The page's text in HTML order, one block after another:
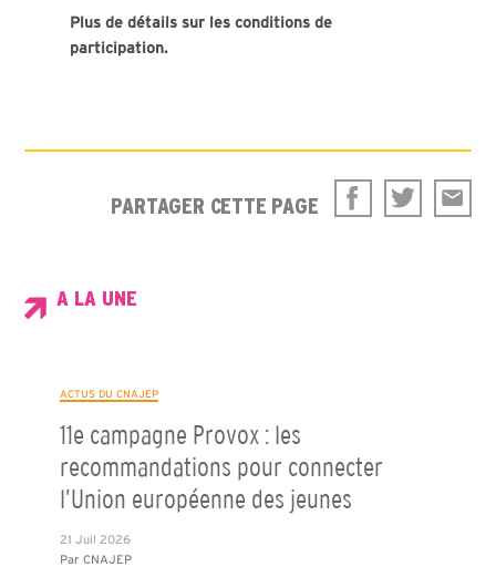
Plus de détails sur les conditions de
participation.
PARTAGER CETTE PAGE
A LA UNE
ACTUS DU CNAJEP
11e campagne Provox : les
recommandations pour connecter
l’Union européenne des jeunes
21 Juil 2026
Par CNAJEP